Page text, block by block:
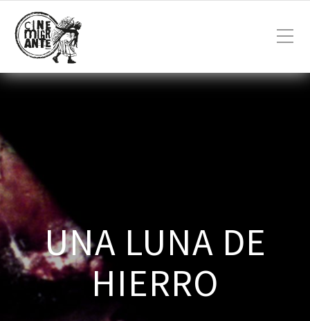
UNA LUNA DE
HIERRO